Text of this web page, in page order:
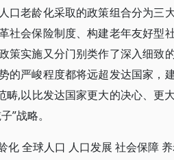
口老龄化采取的政策组合分为三
社会保险制度、构建老年友好型
策实施又分门别类作了深入细致
的严峻程度都将远超发达国家，
畴,以比发达国家更大的决心、更
”战略。
化 全球人口 人口发展 社会保障